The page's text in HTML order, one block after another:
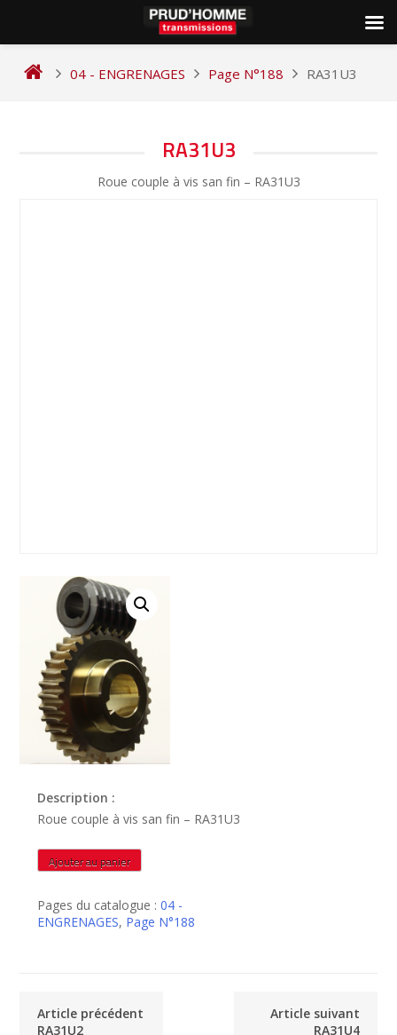
04 - ENGRENAGES Page N°188 RA31U3
RA31U3
Roue couple à vis san fin – RA31U3
Description :
Roue couple à vis san fin – RA31U3
quantité
de
Ajouter au panier
Pages du catalogue :04 -
ENGRENAGES, Page N°188
Article précédent
RA31U2
Article suivant
RA31U4